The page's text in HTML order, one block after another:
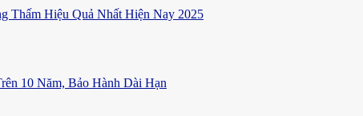
Thấm Hiệu Quả Nhất Hiện Nay 2025
10 Năm, Bảo Hành Dài Hạn